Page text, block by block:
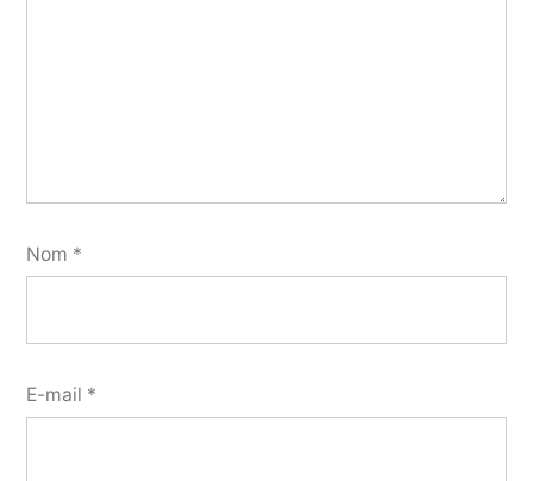
Nom *
E-mail *